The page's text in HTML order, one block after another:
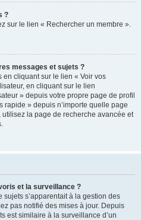
?
sur le lien « Rechercher un membre ».
messages et sujets ?
en cliquant sur le lien « Voir vos
en cliquant sur le lien
» depuis votre propre page de profil
» depuis n’importe quelle page
la page de recherche avancée et
et la surveillance ?
s’apparentait à la gestion des
pas notifié des mises à jour. Depuis
est similaire à la surveillance d’un